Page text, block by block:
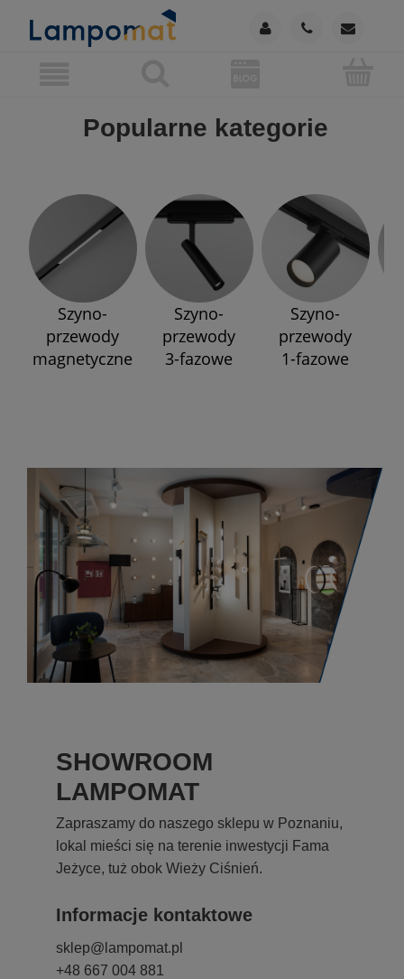
Popularne kategorie
Szyno-
przewody
magnetyczne
Szyno-
przewody
3-fazowe
Szyno-
przewody
1-fazowe
SHOWROOM
LAMPOMAT
Zapraszamy do naszego sklepu w Poznaniu,
lokal mieści się na terenie inwestycji Fama
Jeżyce, tuż obok Wieży Ciśnień.
Informacje kontaktowe
sklep@lampomat.pl
+48 667 004 881